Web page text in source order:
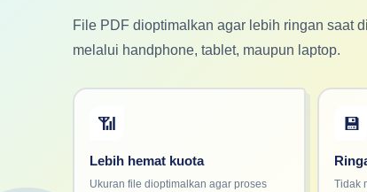
File PDF dioptimalkan agar lebih ringan saat
melalui handphone, tablet, maupun laptop.
📶
Lebih hemat kuota
Ukuran file dioptimalkan agar proses
💾
Tidak